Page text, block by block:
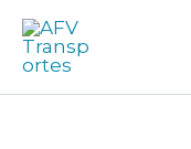
Skip
content